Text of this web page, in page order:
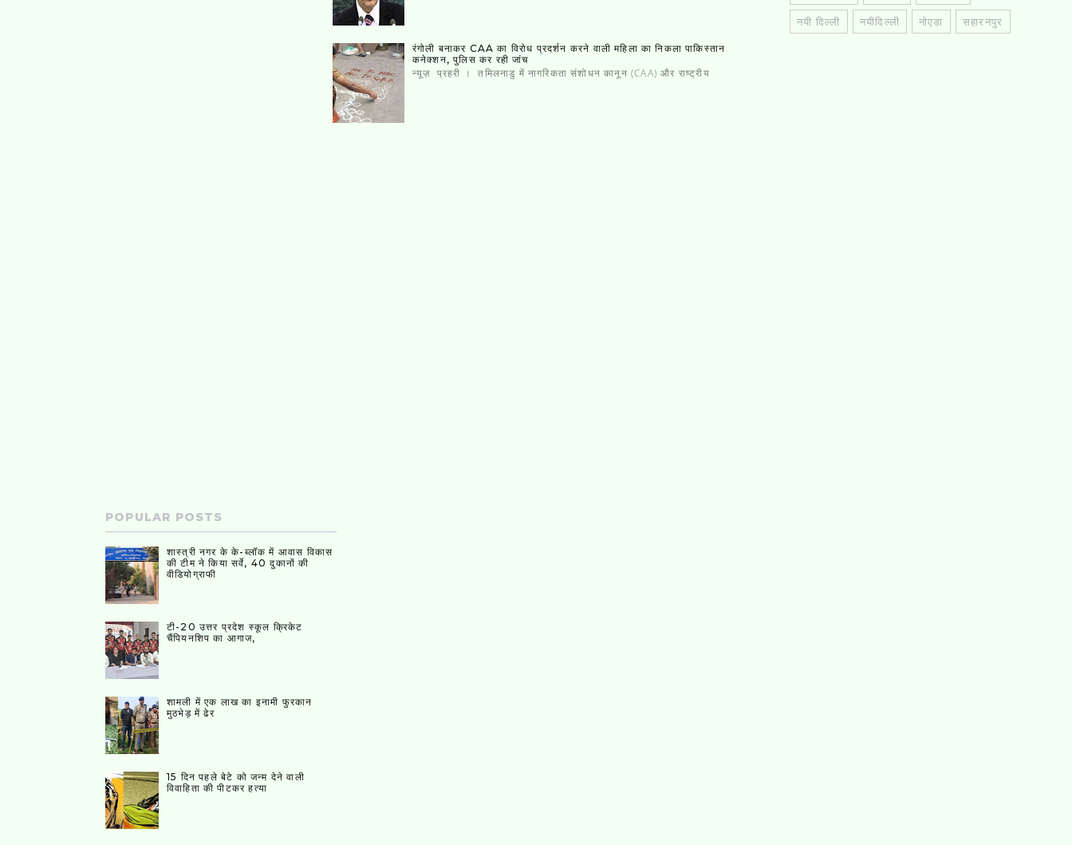
रंगोली बनाकर CAA का विरोध प्रदर्शन करने वाली महिला का निकला पाकिस्‍तान
कनेक्‍शन, पुलिस कर रही जांच
न्यूज़ प्रहरी । तमिलनाडु में नागरिकता संशोधन कानून (CAA) और राष्ट्रीय
POPULAR POSTS
शास्त्री नगर के के-ब्लॉक में आवास विकास
की टीम ने किया सर्वे, 40 दुकानों की
वीडियोग्राफी
टी-20 उत्तर प्रदेश स्कूल क्रिकेट
चैंपियनशिप का आगाज,
शामली में एक लाख का इनामी फुरकान
मुठभेड़ में ढेर
15 दिन पहले बेटे को जन्म देने वाली
विवाहिता की पीटकर हत्या
नयी दिल्ली नयीदिल्ली नोएडा सहारनपुर